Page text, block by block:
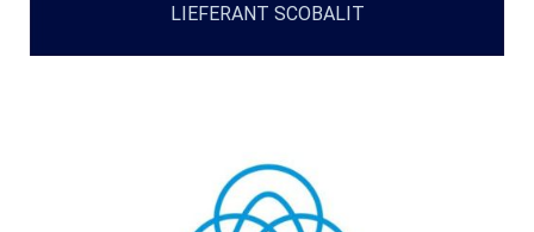
LIEFERANT SCOBALIT